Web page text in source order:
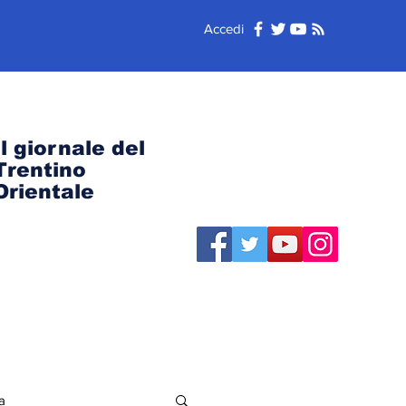
Accedi
giornale del